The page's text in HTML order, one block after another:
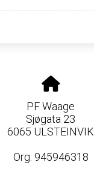
PF Waage
Sjøgata 23
6065 ULSTEINVIK
Org. 945946318